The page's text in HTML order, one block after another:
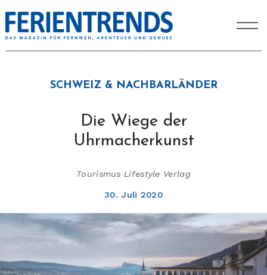
SCHWEIZ & NACHBARLÄNDER
Die Wiege der
Uhrmacherkunst
Tourismus Lifestyle Verlag
30. Juli 2020